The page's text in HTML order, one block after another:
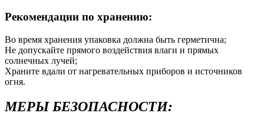
Рекомендации по хранению:
Во время хранения упаковка должна быть герметична;
Не допускайте прямого воздействия влаги и прямых
солнечных лучей;
Храните вдали от нагревательных приборов и источников
огня.
МЕРЫ БЕЗОПАСНОСТИ: